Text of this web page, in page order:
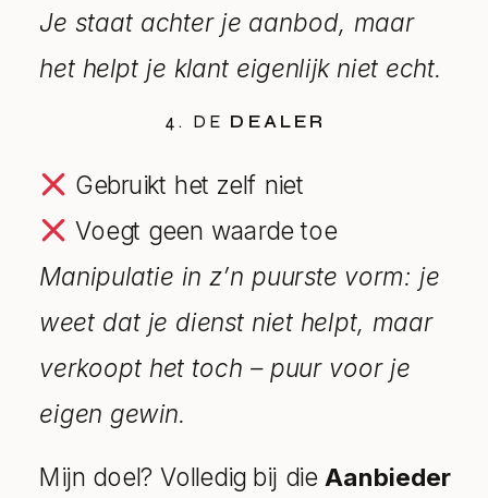
Je staat achter je aanbod, maar
het helpt je klant eigenlijk niet echt.
4. DE DEALER
Gebruikt het zelf niet
Voegt geen waarde toe
Manipulatie in z’n puurste vorm: je
weet dat je dienst niet helpt, maar
verkoopt het toch – puur voor je
eigen gewin.
Mijn doel? Volledig bij dieAanbieder